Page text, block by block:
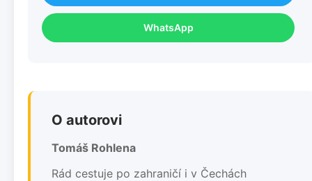
WhatsApp
O autorovi
Tomáš Rohlena
Rád cestuje po zahraničí i v Čechách